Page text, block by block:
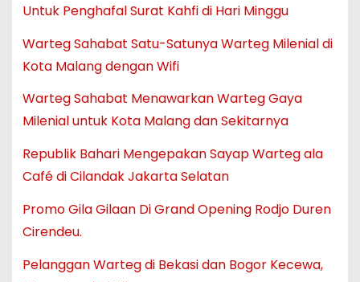
Untuk Penghafal Surat Kahfi di Hari Minggu
Warteg Sahabat Satu-Satunya Warteg Milenial di
Kota Malang dengan Wifi
Warteg Sahabat Menawarkan Warteg Gaya
Milenial untuk Kota Malang dan Sekitarnya
Republik Bahari Mengepakan Sayap Warteg ala
Café di Cilandak Jakarta Selatan
Promo Gila Gilaan Di Grand Opening Rodjo Duren
Cirendeu.
Pelanggan Warteg di Bekasi dan Bogor Kecewa,